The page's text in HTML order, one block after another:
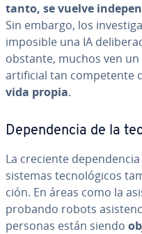
tanto, se vuelve
Sin embargo, los
imposible una IA
obstante, muchos ven
ar­ti­fi­cial tan co­m­pe­te­n­te
vida propia.
De­pe­n­de­n­cia de la
La creciente
sistemas te­c­no­ló­gi­cos
ción. En áreas como la
probando robots
personas están siendo